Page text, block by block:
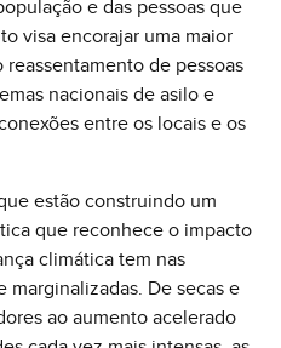
e das pessoas que
visa encorajar uma maior
de pessoas
nacionais de asilo e
entre os locais e os
estão construindo um
que reconhece o impacto
climática tem nas
De secas e
ao aumento acelerado